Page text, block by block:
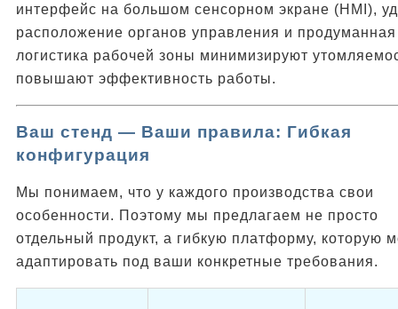
интерфейс на большом сенсорном экране (HMI),
расположение органов управления и продуманная
логистика рабочей зоны минимизируют
повышают эффективность работы.
Ваш стенд — Ваши правила: Гибкая
конфигурация
Мы понимаем, что у каждого производства свои
особенности. Поэтому мы предлагаем не просто
отдельный продукт, а гибкую платформу, которую
адаптировать под ваши конкретные требования.